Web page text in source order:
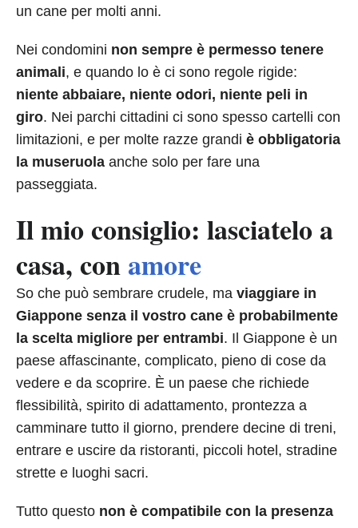
un cane per molti anni.
Nei condomini non sempre è permesso tenere
animali, e quando lo è ci sono regole rigide:
niente abbaiare, niente odori, niente peli in
giro. Nei parchi cittadini ci sono spesso cartelli con
limitazioni, e per molte razze grandi è obbligatoria
la museruola anche solo per fare una
passeggiata.
Il mio consiglio: lasciatelo a
casa, conamore
So che può sembrare crudele, ma viaggiare in
Giappone senza il vostro cane è probabilmente
la scelta migliore per entrambi. Il Giappone è un
paese affascinante, complicato, pieno di cose da
vedere e da scoprire. È un paese che richiede
flessibilità, spirito di adattamento, prontezza a
camminare tutto il giorno, prendere decine di treni,
entrare e uscire da ristoranti, piccoli hotel, stradine
strette e luoghi sacri.
Tutto questo non è compatibile con la presenza